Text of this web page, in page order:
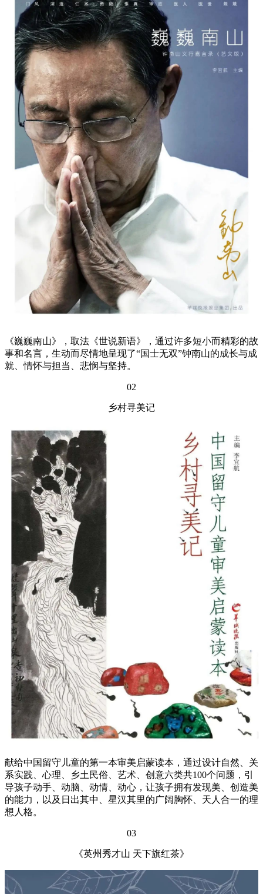
《巍巍南山》，取法《世说新语》，通过许多短小而精彩的故
事和名言，生动而尽情地呈现了“国士无双”钟南山的成长与成
就、情怀与担当、悲悯与坚持。
02
乡村寻美记
献给中国留守儿童的第一本审美启蒙读本，通过设计自然、关
系实践、心理、乡土民俗、艺术、创意六类共100个问题，引
导孩子动手、动脑、动情、动心，让孩子拥有发现美、创造美
的能力，以及日出其中、星汉其里的广阔胸怀、天人合一的理
想人格。
03
《英州秀才山 天下旗红茶》